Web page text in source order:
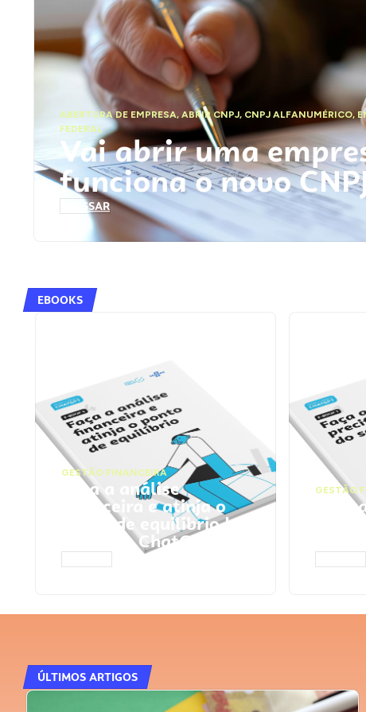
ABERTURA DE EMPRESA,ABRIR CNPJ, CNPJ ALFANUMÉRICO,
FEDERAL
Vai abrir uma
funciona o novo
ACESSAR
EBOOKS
GESTÃO FINANCEIRA
Faça a análise
financeira e atinja o
ponto de equilíbrio |
Prompts ChatGPT
GESTÃO
seu
ÚLTIMOS ARTIGOS